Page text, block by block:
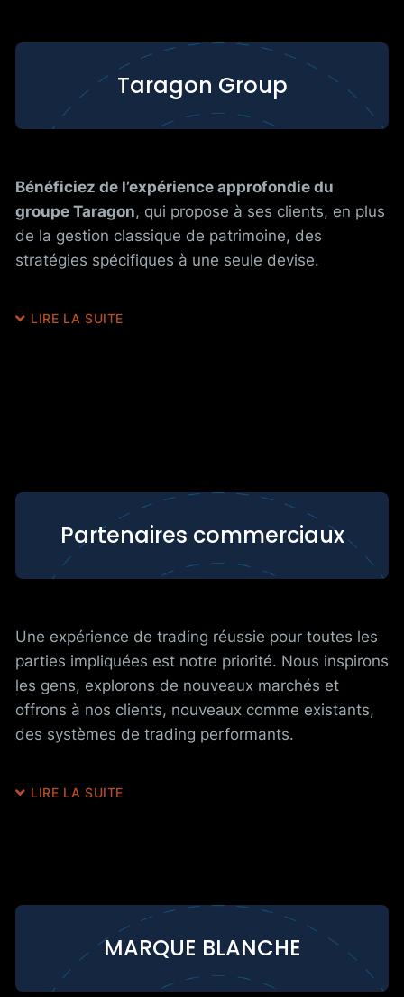
Bénéficiez de l’expérience approfondie du
groupe Taragon, qui propose à ses clients, en plus
de la gestion classique de patrimoine, des
stratégies spécifiques à une seule devise.
LIRE LA SUITE
Taragon Group
Partenaires commerciaux
Une expérience de trading réussie pour toutes les
parties impliquées est notre priorité. Nous inspirons
les gens, explorons de nouveaux marchés et
offrons à nos clients, nouveaux comme existants,
des systèmes de trading performants.
LIRE LA SUITE
MARQUE BLANCHE